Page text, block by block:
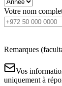
Votre nom
Remarques
Vos
uniquement à